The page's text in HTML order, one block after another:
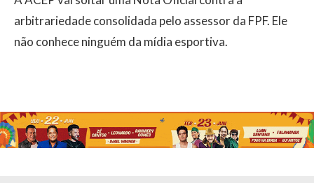
arbitrariedade consolidada pelo assessor da FPF. Ele
não conhece ninguém da mídia esportiva.